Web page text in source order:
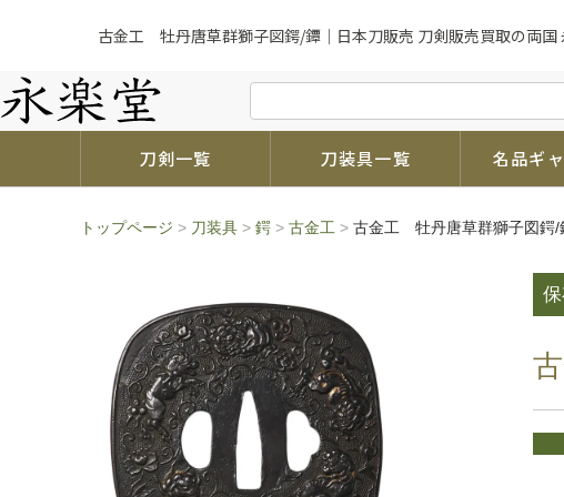
古金工 牡丹唐草群獅子図鍔/鐔｜日本刀販売 刀剣販売買取の両国
刀剣一覧 刀装具一覧 名品ギ
トップページ > 刀装具 > 鍔 > 古金工 > 古金工 牡丹唐草群獅子図鍔/